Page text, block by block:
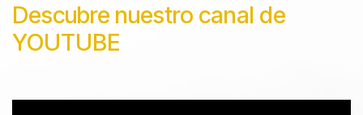
Descubre nuestro canal de
YOUTUBE